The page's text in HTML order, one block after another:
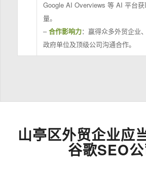
Google AI Overviews 等 AI 平台
量。
–合作影响力：赢得众多外贸企业
政府单位及顶级公司沟通合作。
山亭区外贸企业应
谷歌SEO